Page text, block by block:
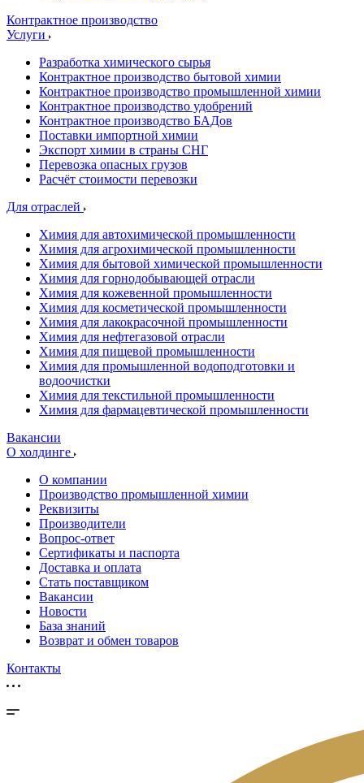
Контрактное производство
Услуги
Разработка химического сырья
Контрактное производство бытовой химии
Контрактное производство промышленной химии
Контрактное производство удобрений
Контрактное производство БАДов
Поставки импортной химии
Экспорт химии в страны СНГ
Перевозка опасных грузов
Расчёт стоимости перевозки
Для отраслей
Химия для автохимической промышленности
Химия для агрохимической промышленности
Химия для бытовой химической промышленности
Химия для горнодобывающей отрасли
Химия для кожевенной промышленности
Химия для косметической промышленности
Химия для лакокрасочной промышленности
Химия для нефтегазовой отрасли
Химия для пищевой промышленности
Химия для промышленной водоподготовки и
водоочистки
Химия для текстильной промышленности
Химия для фармацевтической промышленности
Вакансии
О холдинге
О компании
Производство промышленной химии
Реквизиты
Производители
Вопрос-ответ
Сертификаты и паспорта
Доставка и оплата
Стать поставщиком
Вакансии
Новости
База знаний
Возврат и обмен товаров
Контакты